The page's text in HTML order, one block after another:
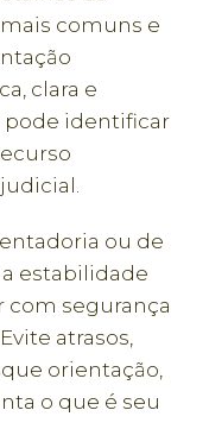
comuns e
clara e
pode identificar
ou de
estabilidade
com segurança
atrasos,
orientação,
o que é seu